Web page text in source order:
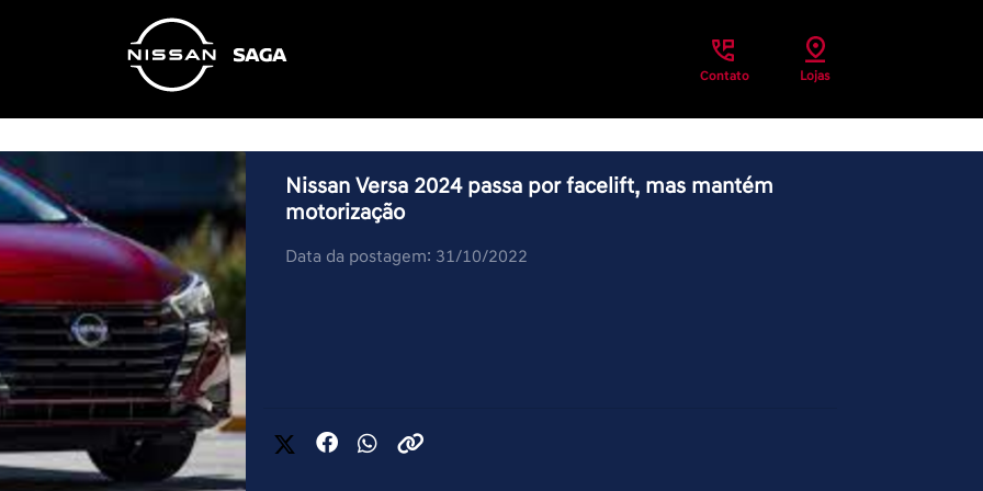
Contato Lojas
Nissan Versa 2024 passa por facelift, mas mantém
motorização
Data da postagem: 31/10/2022